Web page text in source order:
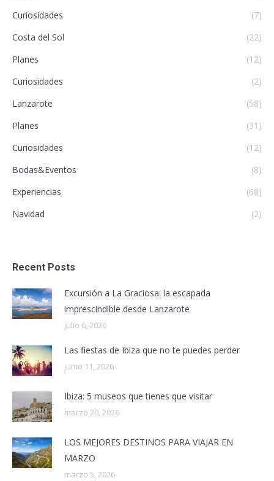
Curiosidades
(7)
Costa del Sol
(22)
Planes
(12)
Curiosidades
(2)
Lanzarote
(58)
Planes
(31)
Curiosidades
(12)
Bodas&Eventos
(8)
Experiencias
(68)
Navidad
(2)
Recent Posts
Excursión a La Graciosa: la escapada
imprescindible desde Lanzarote
julio 6, 2026
Las fiestas de Ibiza que no te puedes perder
junio 11, 2026
Ibiza: 5 museos que tienes que visitar
marzo 20, 2026
LOS MEJORES DESTINOS PARA VIAJAR EN
MARZO
marzo 5, 2026